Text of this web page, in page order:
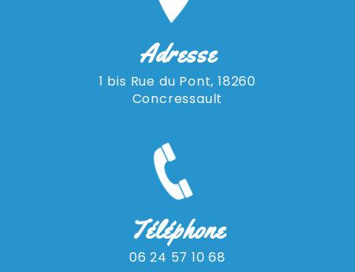
Adresse
1 bis Rue du Pont, 18260
Concressault
Téléphone
06 24 57 10 68